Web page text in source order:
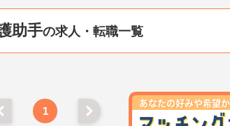
助手の求人・転職一覧
1